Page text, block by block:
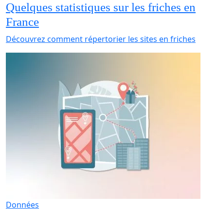
Quelques statistiques sur les friches en
France
Découvrez comment répertorier les sites en friches
Données